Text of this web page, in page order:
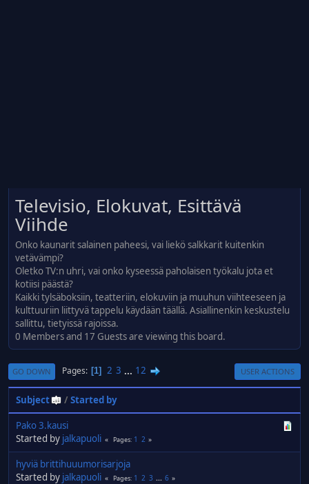
Televisio, Elokuvat, Esittävä
Viihde
Onko kaunarit salainen paheesi, vai liekö salkkarit kuitenkin
vetävämpi?
Oletko TV:n uhri, vai onko kyseessä paholaisen työkalu jota et
kotiisi päästä?
Kaikki tylsäboksiin, teatteriin, elokuviin ja muuhun viihteeseen ja
kulttuuriin liittyvä tappelu käydään täällä. Asiallinenkin keskustelu
sallittu, tietyissä rajoissa.
0 Members and 17 Guests are viewing this board.
GO DOWN Pages 1 2 3 ... 12 USER ACTIONS
Subject / Started by
Pako 3.kausi
Started by jalkapuoli Pages 1 2
hyviä brittihuuumorisarjoja
Started by jalkapuoli Pages 1 2 3 ... 6